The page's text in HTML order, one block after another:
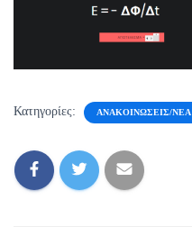
Κατηγορίες: ΑΝΑΚΟΙΝΏΣΕΙΣ/ΝΈΑ